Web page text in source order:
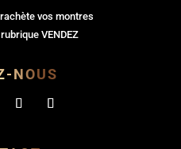
vos montres
VENDEZ
NOUS